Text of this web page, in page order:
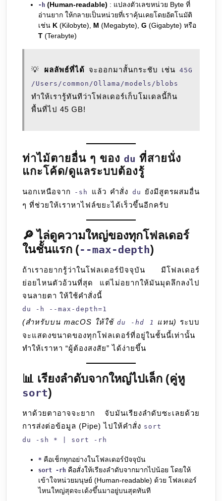
-h (Human-readable) : แปลงตัวเลขหน่วย Byte ที่
อ่านยาก ให้กลายเป็นหน่วยที่เราคุ้นเคยโดยอัตโนมัติ
เช่น K (Kilobyte), M (Megabyte), G (Gigabyte) หรือ
T (Terabyte)
ผลลัพธ์ที่ได้ จะออกมาสั้นกระชับ เช่น45G
/Users/common/Ollama/models/blobs
ทำให้เรารู้ทันทีว่าโฟลเดอร์เก็บโมเดลนี้กิน
พื้นที่ไป 45 GB!
ท่าไม้ตายอื่น ๆ ของ du ที่สายนั่ง
แกะโค้ด/ดูแลระบบต้องรู้
นอกเหนือจาก -sh แล้ว คำสั่ง du
ยังมีสูตรผสมอื่น
ๆ ที่ช่วยให้เราหาไฟล์ขยะได้เร็วขึ้นอีกครับ
🔎 ไล่ดูความใหญ่ของทุกโฟลเดอร์
ในชั้นแรก (--max-depth)
ถ้าเราอยากรู้ว่าในโฟลเดอร์ปัจจุบัน มีโฟลเดอร์
ย่อยไหนตัวอ้วนที่สุด แต่ไม่อยากให้มันมุดลึกลงไป
จนลายตา ให้ใช้คำสั่งนี้
du -h --max-depth=1
(สำหรับบน macOS ให้ใช้ du -hd 1 แทน) ระบบ
จะแสดงขนาดของทุกโฟลเดอร์ที่อยู่ในชั้นนี้เท่านั้น
ทำให้เราหา “ผู้ต้องสงสัย” ได้ง่ายขึ้น
📊 เรียงลำดับจากใหญ่ไปเล็ก (คู่หู
sort)
หาด้วยตาอาจจะยาก จับมันเรียงลำดับซะเลยด้วย
การส่งต่อข้อมูล (Pipe) ไปให้คำสั่ง sort
du -sh * | sort -rh
* คือเช็กทุกอย่างในโฟลเดอร์ปัจจุบัน
sort -rh คือสั่งให้เรียงลำดับจากมากไปน้อย โดยให้
เข้าใจหน่วยมนุษย์ (Human-readable) ด้วย โฟลเดอร์
ไหนใหญ่สุดจะเด้งขึ้นมาอยู่บนสุดทันที